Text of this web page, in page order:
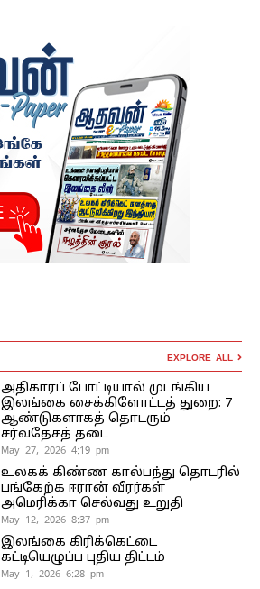
EXPLORE ALL
அதிகாரப் போட்டியால் முடங்கிய
இலங்கை சைக்கிளோட்டத் துறை: 7
ஆண்டுகளாகத் தொடரும்
சர்வதேசத் தடை
May 27, 2026 4:19 pm
உலகக் கிண்ண கால்பந்து தொடரில்
பங்கேற்க ஈரான் வீரர்கள்
அமெரிக்கா செல்வது உறுதி
May 12, 2026 8:37 pm
இலங்கை கிரிக்கெட்டை
கட்டியெழுப்ப புதிய திட்டம்
May 1, 2026 6:28 pm